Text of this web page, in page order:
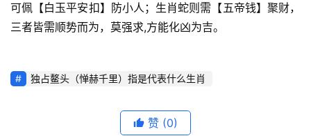
可佩【白玉平安扣】防小人；生肖蛇则需【五帝钱】聚财，
三者皆需顺势而为，莫强求,方能化凶为吉。
独占鳌头（惮赫千里）指是代表什么生肖
赞 (0)